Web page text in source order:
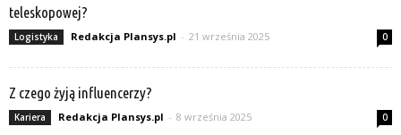
teleskopowej?
Logistyka Redakcja Plansys.pl - 21 września 2025 0
Z czego żyją influencerzy?
Kariera Redakcja Plansys.pl - 8 września 2025 0